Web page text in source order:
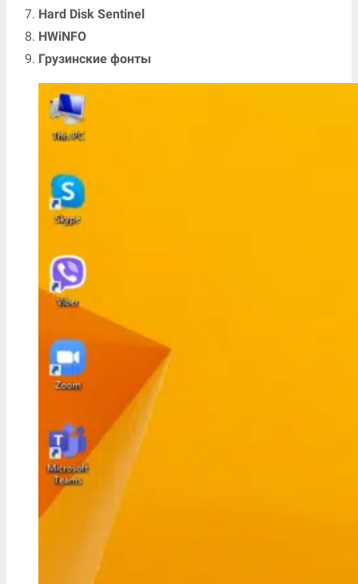
Hard Disk Sentinel
HWiNFO
Грузинские фонты